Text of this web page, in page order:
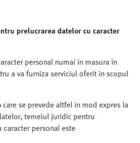
prelucrarea datelor cu caracter
personal numai in masura in
a va furniza serviciul oferit in scopul
se prevede altfel in mod expres la
temeiul juridic pentru
personal este